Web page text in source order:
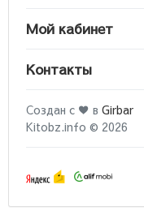
Мой кабинет
Контакты
Создан с ♥ в Girbar
Kitobz.info © 2026